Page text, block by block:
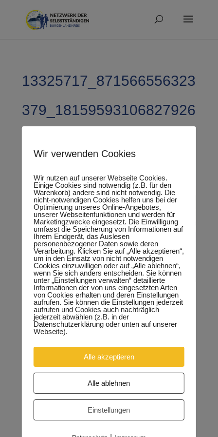
13325717_871566556323
379_18159593106827926
Wir verwenden Cookies
Wir nutzen auf unserer Webseite Cookies.
Einige Cookies sind notwendig (z.B. für den
Warenkorb) andere sind nicht notwendig. Die
nicht-notwendigen Cookies helfen uns bei der
Optimierung unseres Online-Angebotes,
unserer Webseitenfunktionen und werden für
Marketingzwecke eingesetzt. Die Einwilligung
umfasst die Speicherung von Informationen auf
Ihrem Endgerät, das Auslesen
personenbezogener Daten sowie deren
Verarbeitung. Klicken Sie auf „Alle akzeptieren“,
um in den Einsatz von nicht notwendigen
Cookies einzuwilligen oder auf „Alle ablehnen“,
wenn Sie sich anders entscheiden. Sie können
unter „Einstellungen verwalten“ detaillierte
Informationen der von uns eingesetzten Arten
von Cookies erhalten und deren Einstellungen
aufrufen. Sie können die Einstellungen jederzeit
aufrufen und Cookies auch nachträglich
jederzeit abwählen (z.B. in der
Datenschutzerklärung oder unten auf unserer
Webseite).
Alle akzeptieren
Alle ablehnen
Einstellungen